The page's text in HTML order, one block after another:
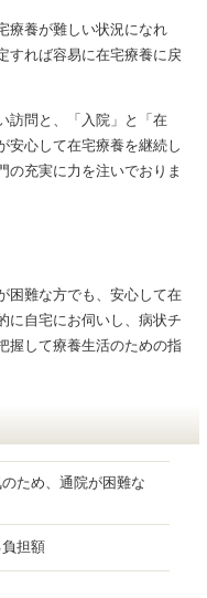
療養が難しい状況になれ
すれば容易に在宅療養に戻
訪問と、「入院」と「在
安心して在宅療養を継続し
の充実に力を注いでおりま
困難な方でも、安心して在
に自宅にお伺いし、病状チ
握して療養生活のための指
ため、通院が困難な
担額